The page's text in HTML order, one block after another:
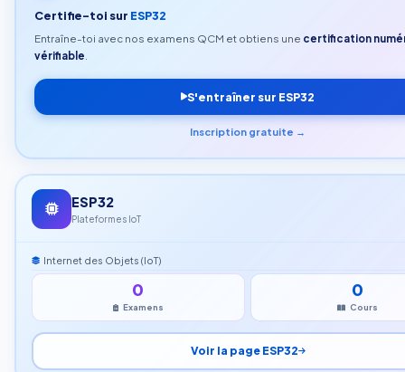
Certifie-toi sur ESP32
Entraîne-toi avec nos examens QCM et obtiens une certification
vérifiable
S'entraîner sur ESP32
Inscription gratuite →
ESP32
Plateformes IoT
Internet des Objets (IoT)
0
Examens
0
Cours
Voir la page ESP32